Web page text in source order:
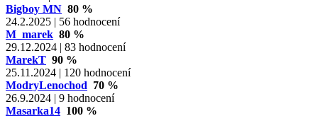
Bigboy MN 80 %
24.2.2025 | 56 hodnocení
M_marek 80 %
29.12.2024 | 83 hodnocení
MarekT 90 %
25.11.2024 | 120 hodnocení
ModryLenochod 70 %
26.9.2024 | 9 hodnocení
Masarka14 100 %